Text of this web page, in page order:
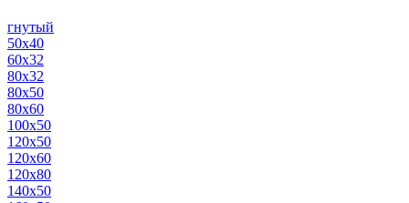
гнутый
50х40
60х32
80х32
80х50
80х60
100х50
120х50
120х60
120х80
140х50